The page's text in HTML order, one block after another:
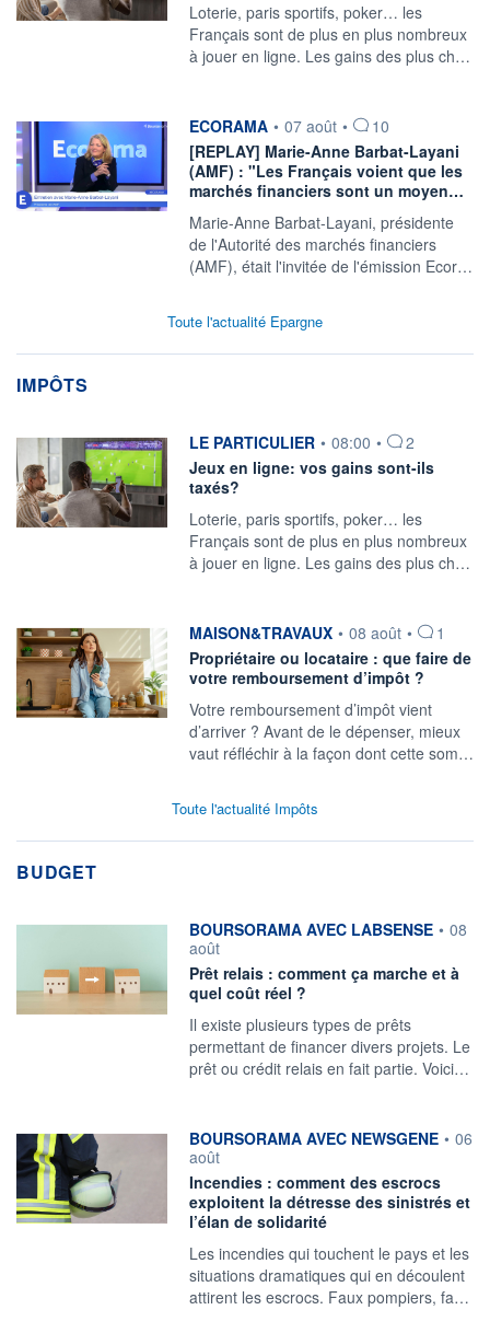
Loterie, paris sportifs, poker… les
Français sont de plus en plus nombreux
à jouer en ligne. Les gains des plus ch…
information fournie par
ECORAMA • 07 août •
10
[REPLAY] Marie-Anne Barbat-Layani
(AMF) : "Les Français voient que les
marchés financiers sont un moyen…
Marie-Anne Barbat-Layani, présidente
de l'Autorité des marchés financiers
(AMF), était l'invitée de l'émission Ecor…
Toute l'actualité Epargne
IMPÔTS
information fournie par
LE PARTICULIER • 08:00 •
2
Jeux en ligne: vos gains sont-ils
taxés?
Loterie, paris sportifs, poker… les
Français sont de plus en plus nombreux
à jouer en ligne. Les gains des plus ch…
information fournie par
MAISON&TRAVAUX • 08 août •
1
Propriétaire ou locataire : que faire de
votre remboursement d’impôt ?
Votre remboursement d’impôt vient
d’arriver ? Avant de le dépenser, mieux
vaut réfléchir à la façon dont cette som…
Toute l'actualité Impôts
BUDGET
information fournie par
BOURSORAMA AVEC LABSENSE • 08
août
Prêt relais : comment ça marche et à
quel coût réel ?
Il existe plusieurs types de prêts
permettant de financer divers projets. Le
prêt ou crédit relais en fait partie. Voici…
information fournie par
BOURSORAMA AVEC NEWSGENE • 06
août
Incendies : comment des escrocs
exploitent la détresse des sinistrés et
l’élan de solidarité
Les incendies qui touchent le pays et les
situations dramatiques qui en découlent
attirent les escrocs. Faux pompiers, fa…